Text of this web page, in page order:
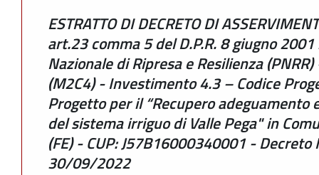
ESTRATTO DI DECRETO DI
art.23 comma 5 del D.P.R. 8 giugno
Nazionale di Ripresa e Resilienza
(M2C4) - Investimento 4.3 – Codice
Progetto per il “Recupero
del sistema irriguo di Valle Pega" in
(FE) - CUP: J57B16000340001 -
30/09/2022